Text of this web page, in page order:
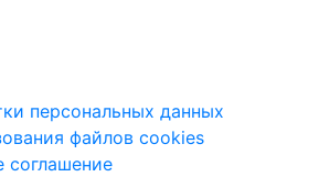
персональных данных
файлов cookies
соглашение